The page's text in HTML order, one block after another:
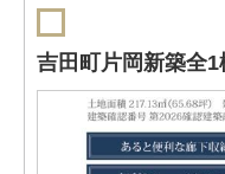
吉田町片岡新築全